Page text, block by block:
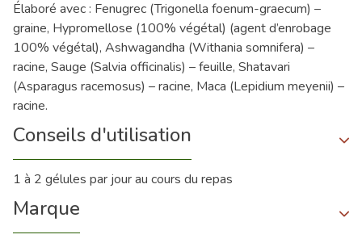
Élaboré avec : Fenugrec (Trigonella foenum-graecum) –
graine, Hypromellose (100% végétal) (agent d’enrobage
100% végétal), Ashwagandha (Withania somnifera) –
racine, Sauge (Salvia officinalis) – feuille, Shatavari
(Asparagus racemosus) – racine, Maca (Lepidium meyenii) –
racine.
Conseils d'utilisation
1 à 2 gélules par jour au cours du repas
Marque